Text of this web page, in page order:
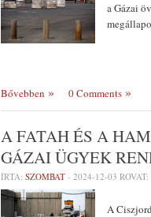
a Gázai
Bővebben 0 Comments
A FATAH ÉS A
GÁZAI ÜGYEK
ÍRTA: SZOMBAT - 2024-12-03 ROVAT:
A